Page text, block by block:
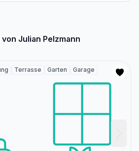
Julian Pelzmann
Terrasse Garten
Garage